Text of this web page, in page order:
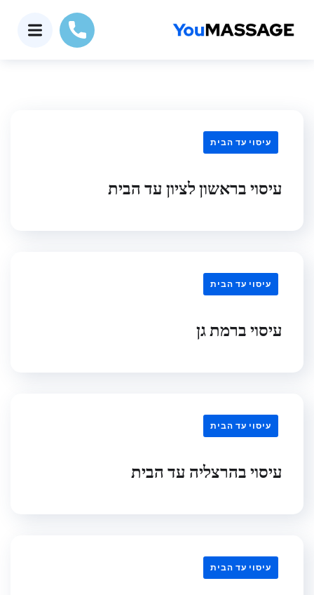
עיסוי עד הבית
עיסוי בראשון לציון עד הבית
עיסוי עד הבית
עיסוי ברמת גן
עיסוי עד הבית
עיסוי בהרצליה עד הבית
עיסוי עד הבית